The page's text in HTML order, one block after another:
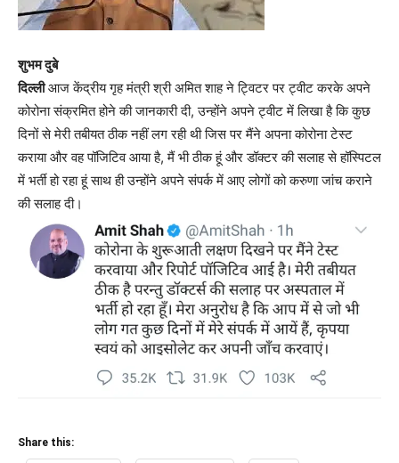
शुभम दुबे
दिल्लीआज केंद्रीय गृह मंत्री श्री अमित शाह ने ट्विटर पर ट्वीट करके अपने
कोरोना संक्रमित होने की जानकारी दी, उन्होंने अपने ट्वीट में लिखा है कि कुछ
दिनों से मेरी तबीयत ठीक नहीं लग रही थी जिस पर मैंने अपना कोरोना टेस्ट
कराया और वह पॉजिटिव आया है, मैं भी ठीक हूं और डॉक्टर की सलाह से हॉस्पिटल
में भर्ती हो रहा हूं साथ ही उन्होंने अपने संपर्क में आए लोगों को करुणा जांच कराने
की सलाह दी।
Share this: